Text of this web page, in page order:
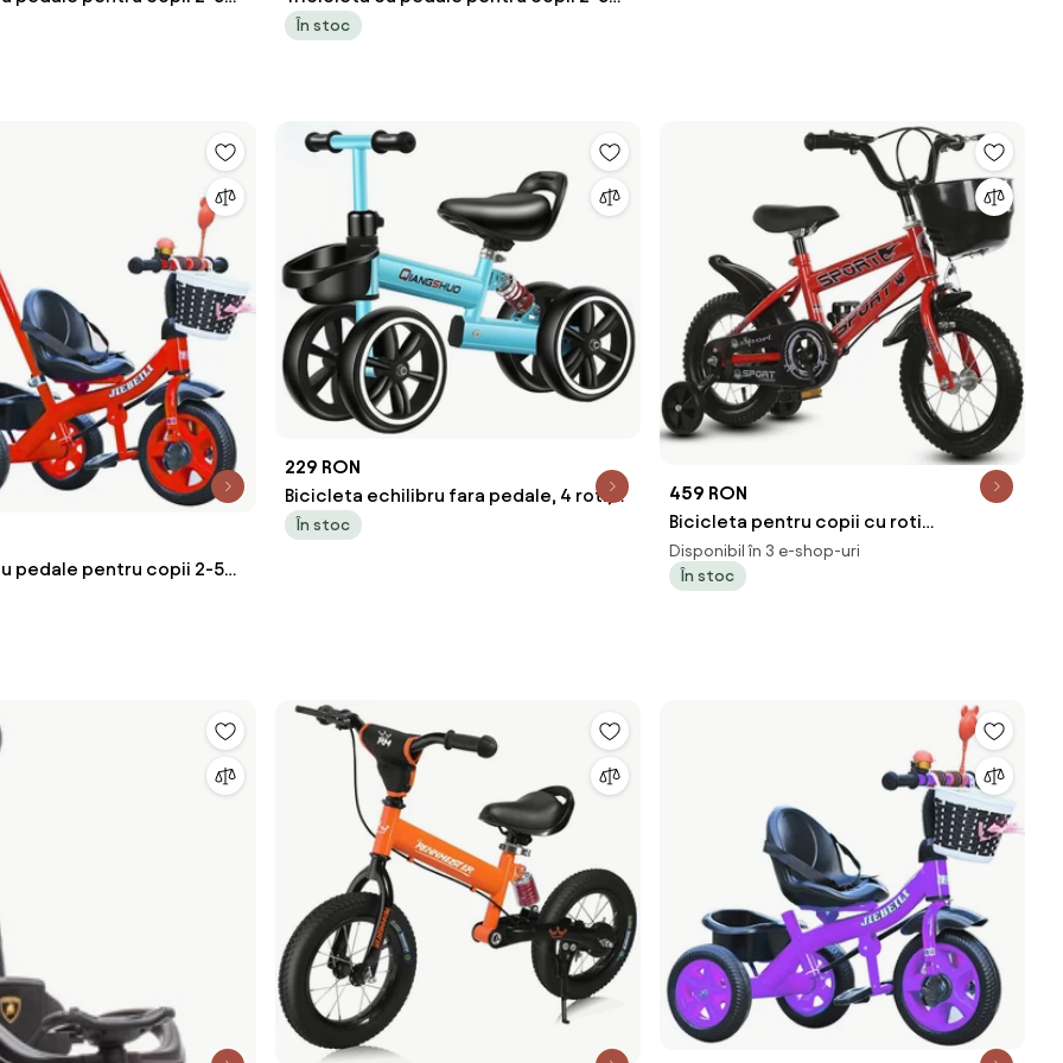
Rosu
ani, Maner parental, Albastru
În stoc
pedale pentru copii 2-5
parental detasabil, Rosu
229 RON
Bicicleta echilibru fara pedale, 4 roti,
12", pentru copii 2-5 ani, Albastru
În stoc
459 RON
Bicicleta pentru copii cu roti
ajutatoare si frane, 14 inch, Rosu
Disponibil în 3 e-shop-uri
În stoc